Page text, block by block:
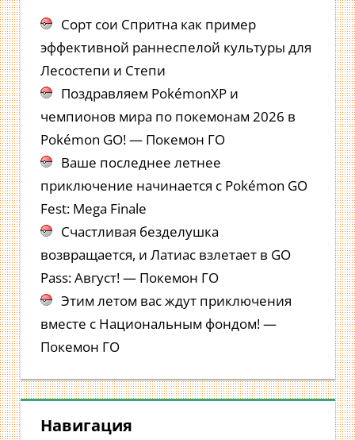
Сорт сои Спритна как пример
эффективной раннеспелой культуры для
Лесостепи и Степи
Поздравляем PokémonXP и
чемпионов мира по покемонам 2026 в
Pokémon GO! — Покемон ГО
Ваше последнее летнее
приключение начинается с Pokémon GO
Fest: Mega Finale
Счастливая безделушка
возвращается, и Латиас взлетает в GO
Pass: Август! — Покемон ГО
Этим летом вас ждут приключения
вместе с Национальным фондом! —
Покемон ГО
Навигация